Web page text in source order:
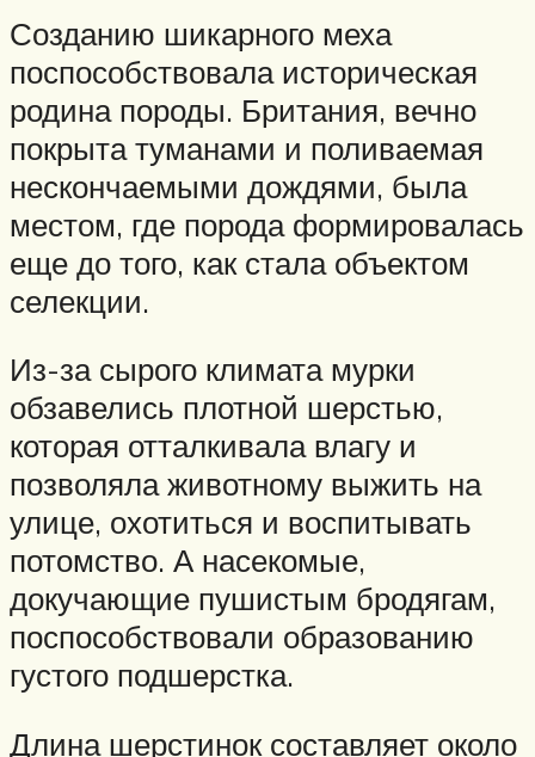
Созданию шикарного меха
поспособствовала историческая
родина породы. Британия, вечно
покрыта туманами и поливаемая
нескончаемыми дождями, была
местом, где порода формировалась
еще до того, как стала объектом
селекции.
Из-за сырого климата мурки
обзавелись плотной шерстью,
которая отталкивала влагу и
позволяла животному выжить на
улице, охотиться и воспитывать
потомство. А насекомые,
докучающие пушистым бродягам,
поспособствовали образованию
густого подшерстка.
Длина шерстинок составляет около